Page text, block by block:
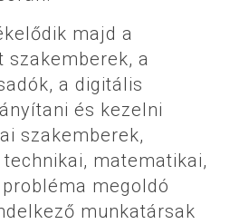
majd a
szakemberek, a
a digitális
és kezelni
szakemberek,
matematikai,
megoldó
munkatársak